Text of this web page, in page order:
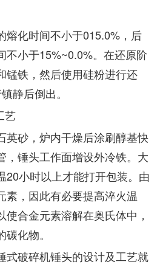
化时间不小于015.0%，后
不小于15%~0.0%。在还原阶
锰铁，然后使用硅粉进行还
静后倒出。
艺
砂，炉内干燥后涂刷醇基快
，锤头工作面增设外冷铁。大
20小时以上才能打开包装。由
素，因此有必要提高淬火温
使合金元素溶解在奥氏体中，
化物。
破碎机锤头的设计及工艺就